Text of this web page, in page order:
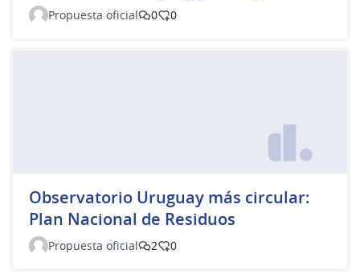
Propuesta oficial 0 0
Observatorio Uruguay más circular:
Plan Nacional de Residuos
Propuesta oficial 2 0